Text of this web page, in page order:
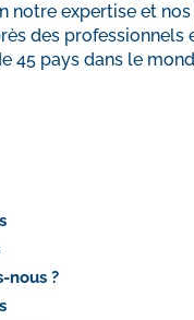
notre expertise et
des professionnels
45 pays dans le
nous ?